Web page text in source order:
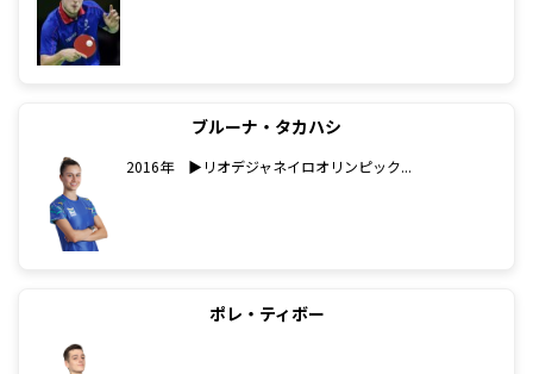
ブルーナ・タカハシ
2016年 ▶リオデジャネイロオリンピック...
ポレ・ティボー